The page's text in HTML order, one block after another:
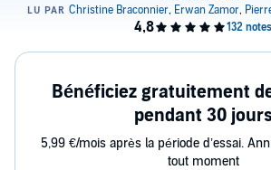
Bénéficiez gratuitement
pendant 30
5,99 €/mois après la période d’essai.
tout moment